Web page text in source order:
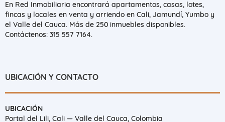
En Red Inmobiliaria encontrará apartamentos, casas, lotes,
fincas y locales en venta y arriendo en Cali, Jamundí, Yumbo y
el Valle del Cauca. Más de 250 inmuebles disponibles.
Contáctenos: 315 557 7164.
UBICACIÓN Y CONTACTO
UBICACIÓN
Portal del Lili, Cali — Valle del Cauca, Colombia